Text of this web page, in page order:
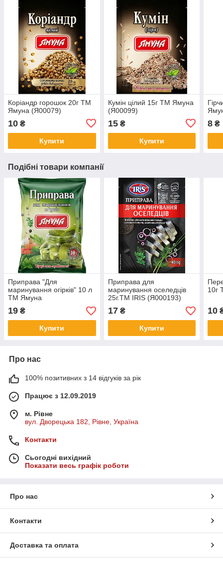
Коріандр горошок 20г ТМ
Ямуна (Я00079)
10 ₴
Купити
Кумін цілий 15г ТМ Ямуна
(Я00099)
15₴
Купити
8 ₴
Подібні товари компанії
Приправа "Для
маринування огірків" 10 л
ТМ Ямуна
19 ₴
Купити
Приправа для
маринування оселедців
25г.ТМ IRIS (Я000193)
17₴
Купити
10г
10
Про нас
100% позитивних з 14 відгуків за рік
Працює з 12.09.2019
м. Рівне
вул. Дворецька 182, Рівне, Україна
Контакти
Сьогодні вихідний
Показати весь графік роботи
Про нас
Контакти
Доставка та оплата